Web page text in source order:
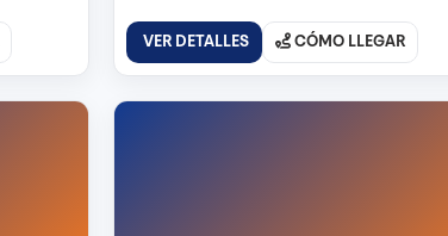
VER DETALLES CÓMO LLEGAR